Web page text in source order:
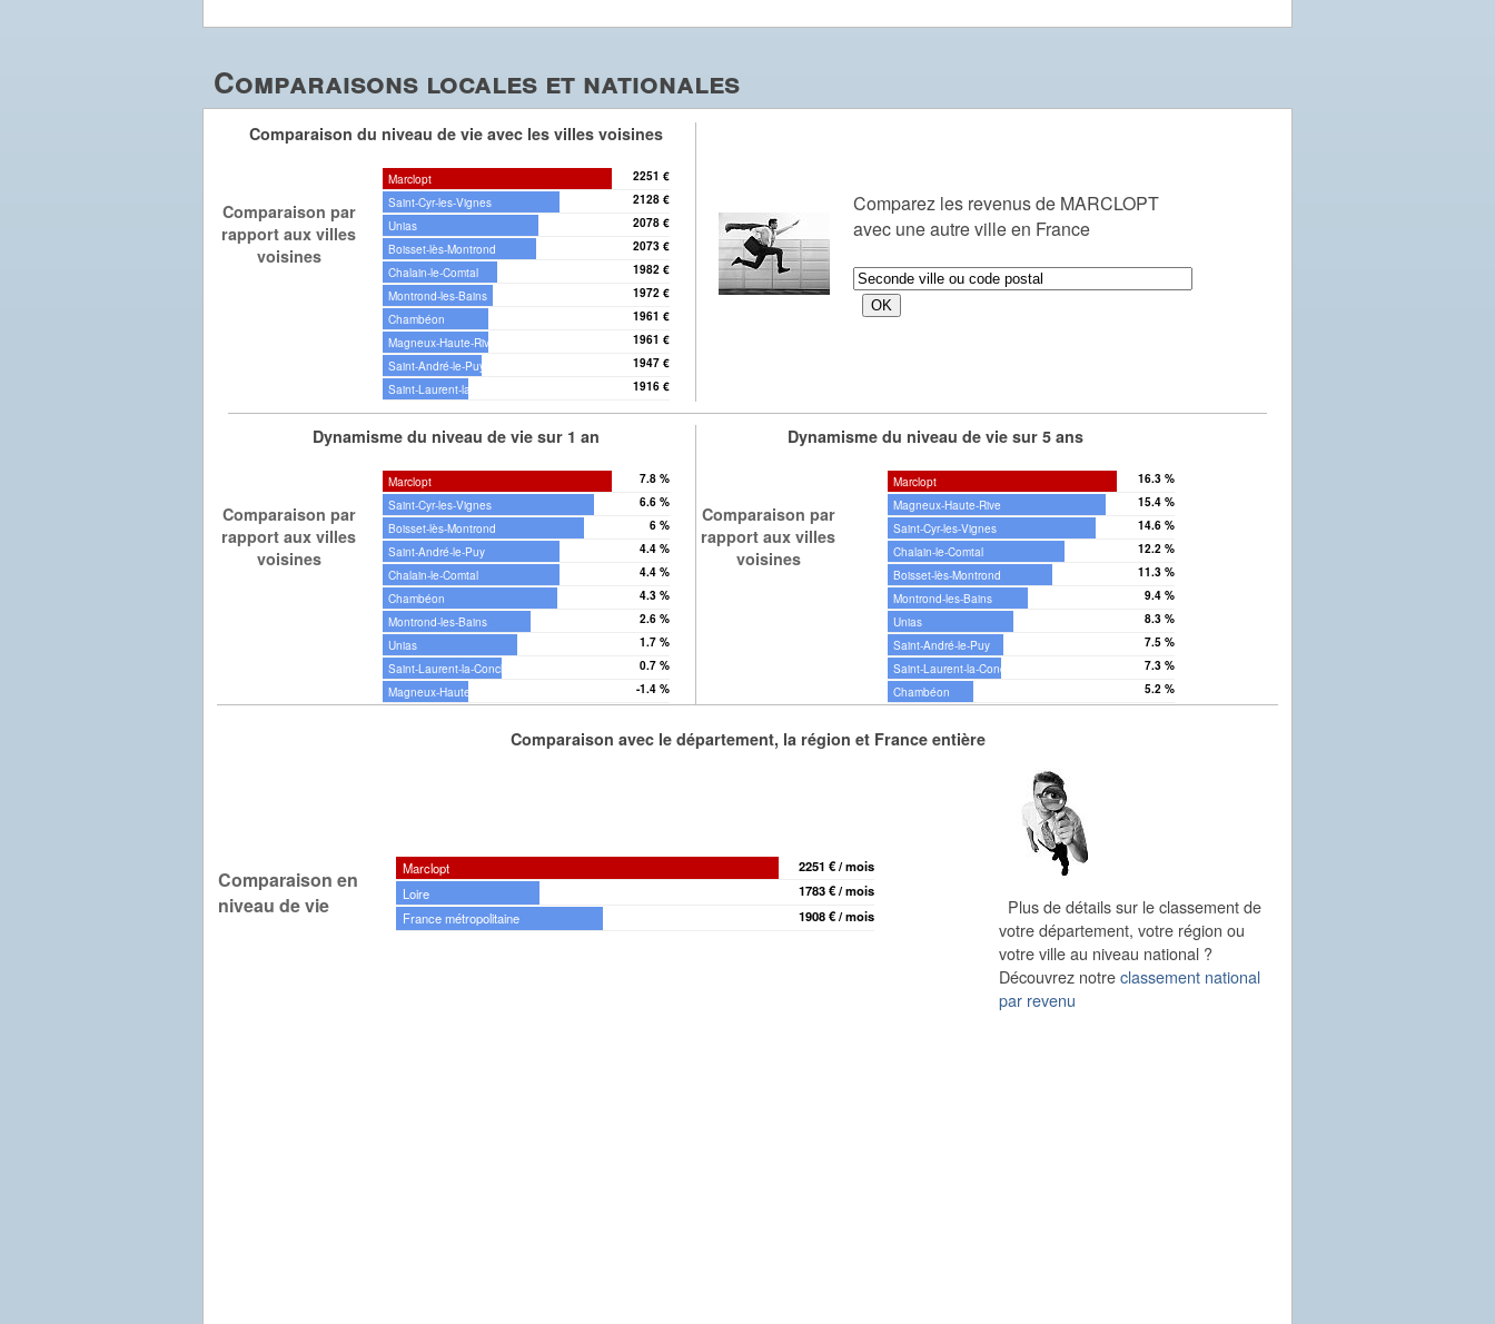
Comparaisons locales et nationales
Comparaison du niveau de vie avec les villes voisines
Comparaison par
rapport aux villes
voisines
Marclopt 2251 €
Saint-Cyr-les-Vignes 2128 €
Unias 2078 €
Boisset-lès-Montrond 2073 €
Chalain-le-Comtal 1982 €
Montrond-les-Bains 1972 €
Chambéon 1961 €
Magneux-Haute-Rive 1961 €
Saint-André-le-Puy 1947 €
Saint-Laurent-la-Conche 1916 €
Comparez les revenus de MARCLOPT
avec une autre ville en France
Dynamisme du niveau de vie sur 1 an
Comparaison par
rapport aux villes
voisines
Marclopt 7.8 %
Saint-Cyr-les-Vignes 6.6 %
Boisset-lès-Montrond 6 %
Saint-André-le-Puy 4.4 %
Chalain-le-Comtal 4.4 %
Chambéon 4.3 %
Montrond-les-Bains 2.6 %
Unias 1.7 %
Saint-Laurent-la-Conche 0.7 %
Magneux-Haute-Rive -1.4 %
Dynamisme du niveau de vie sur 5 ans
Comparaison par
rapport aux villes
voisines
Marclopt 16.3 %
Magneux-Haute-Rive 15.4 %
Saint-Cyr-les-Vignes 14.6 %
Chalain-le-Comtal 12.2 %
Boisset-lès-Montrond 11.3 %
Montrond-les-Bains 9.4 %
Unias 8.3 %
Saint-André-le-Puy 7.5 %
Saint-Laurent-la-Conche 7.3 %
Chambéon 5.2 %
Comparaison avec le département, la région et France entière
Comparaison en
niveau de vie
Marclopt
2251 € / mois
Loire
1783 € / mois
France métropolitaine
1908 € / mois
Plus de détails sur le classement de
votre département, votre région ou
votre ville au niveau national ?
Découvrez notreclassement national
par revenu